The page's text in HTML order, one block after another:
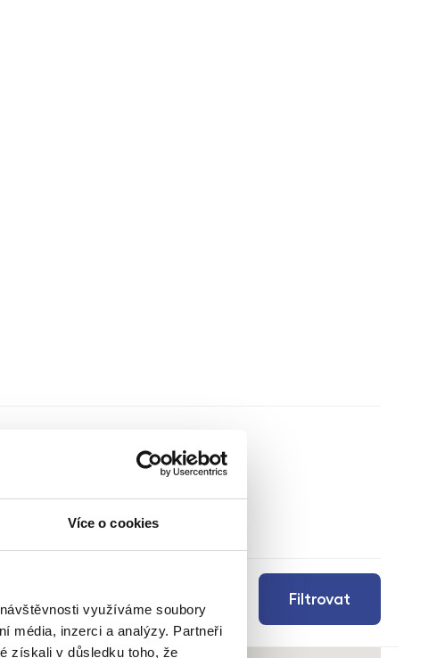
Více o cookies
využíváme soubory
média, inzerci a analýzy. Partneři
získali v důsledku toho, že
Filtrovat